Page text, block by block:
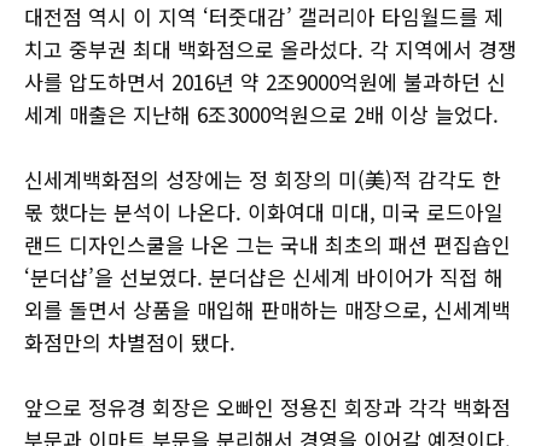
대전점 역시 이 지역 ‘터줏대감’ 갤러리아 타임월드를 제
치고 중부권 최대 백화점으로 올라섰다. 각 지역에서 경쟁
사를 압도하면서 2016년 약 2조9000억원에 불과하던 신
세계 매출은 지난해 6조3000억원으로 2배 이상 늘었다.
신세계백화점의 성장에는 정 회장의 미(美)적 감각도 한
몫 했다는 분석이 나온다. 이화여대 미대, 미국 로드아일
랜드 디자인스쿨을 나온 그는 국내 최초의 패션 편집숍인
‘분더샵’을 선보였다. 분더샵은 신세계 바이어가 직접 해
외를 돌면서 상품을 매입해 판매하는 매장으로, 신세계백
화점만의 차별점이 됐다.
앞으로 정유경 회장은 오빠인 정용진 회장과 각각 백화점
부문과 이마트 부문을 분리해서 경영을 이어갈 예정이다.